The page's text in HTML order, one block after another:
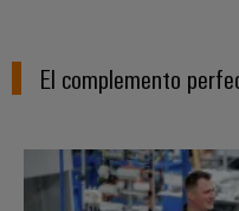
El complemento